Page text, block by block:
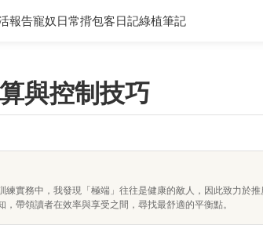
報告寵奴日常揹包客日記綠植筆記
與控制技巧
實務中，我發現「極端」往往是健康的敵人，因此致力於
帶領讀者在效率與享受之間，尋找最舒適的平衡點。